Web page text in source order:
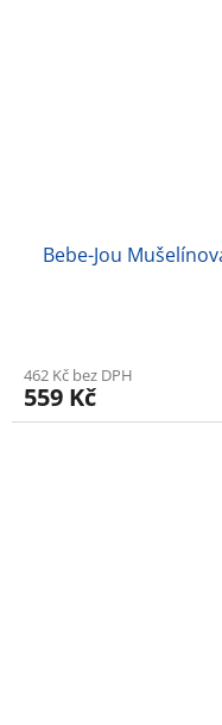
Bebe-Jou
462 Kč bez DPH
559 Kč